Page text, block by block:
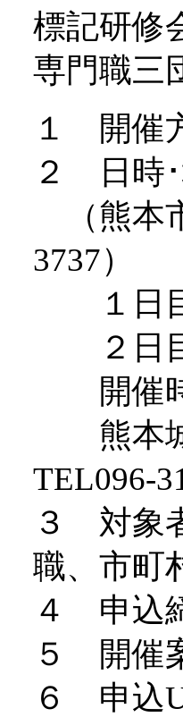
標記研修
専門職三
１ 開催
２ 日時
（熊本
3737）
１日目
２日目
開催時
熊本城
TEL096-
３ 対象
職、市町
４ 申込
５ 開催
６ 申込